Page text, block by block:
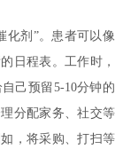
剂”。患者可以像
日程表。工作时，
己预留5-10分钟的
分配家务、社交等
，将采购、打扫等